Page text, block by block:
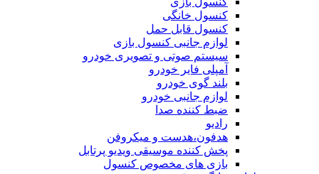
کنسول خانگی
کنسول قابل حمل
لوازم جانبی کنسول بازی
سیستم صوتی و تصویری خودرو
آمپلی فایر خودرو
بلند گوی خودرو
لوازم جانبی خودرو
ضبط کننده صدا
رادیو
هدفون،هدست و میکروفن
پخش کننده موسیقی ویدیو پرتابل
بازی های مخصوص کنسول